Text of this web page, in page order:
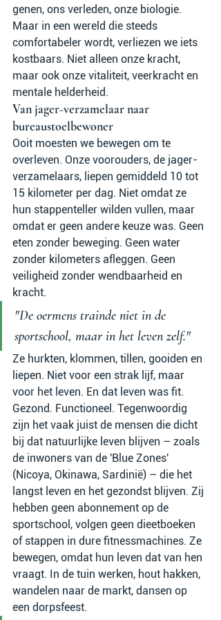
genen, ons verleden, onze biologie.
Maar in een wereld die steeds
comfortabeler wordt, verliezen we iets
kostbaars. Niet alleen onze kracht,
maar ook onze vitaliteit, veerkracht en
mentale helderheid.
Van jager-verzamelaar naar
bureaustoelbewoner
Ooit moesten we bewegen om te
overleven. Onze voorouders, de jager-
verzamelaars, liepen gemiddeld 10 tot
15 kilometer per dag. Niet omdat ze
hun stappenteller wilden vullen, maar
omdat er geen andere keuze was. Geen
eten zonder beweging. Geen water
zonder kilometers afleggen. Geen
veiligheid zonder wendbaarheid en
kracht.
"De oermens trainde niet in de
sportschool, maar in het leven zelf."
Ze hurkten, klommen, tillen, gooiden en
liepen. Niet voor een strak lijf, maar
voor het leven. En dat leven was fit.
Gezond. Functioneel. Tegenwoordig
zijn het vaak juist de mensen die dicht
bij dat natuurlijke leven blijven – zoals
de inwoners van de 'Blue Zones'
(Nicoya, Okinawa, Sardinië) – die het
langst leven en het gezondst blijven. Zij
hebben geen abonnement op de
sportschool, volgen geen dieetboeken
of stappen in dure fitnessmachines. Ze
bewegen, omdat hun leven dat van hen
vraagt. In de tuin werken, hout hakken,
wandelen naar de markt, dansen op
een dorpsfeest.